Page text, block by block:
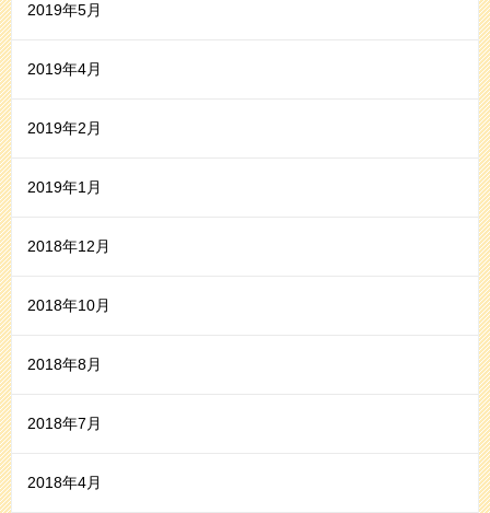
2019年5月
2019年4月
2019年2月
2019年1月
2018年12月
2018年10月
2018年8月
2018年7月
2018年4月